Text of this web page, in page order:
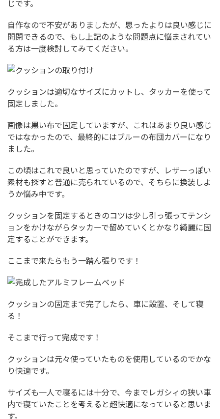
じです。
自作なので不安がありましたが、思ったよりは良い感じに
開閉できるので、もし上記のような問題点に悩まされてい
る方は一度検討してみてください。
クッションは適切なサイズにカットし、タッカーを使って
固定しました。
画像は黒い布で固定していますが、これはあまり良い感じ
ではなかったので、最終的にはブルーの布団カバーになり
ました。
この頃はこれで良いと思っていたのですが、レザーっぽい
素材も探すと普通に売られているので、そちらに換装しよ
うか悩み中です。
クッションを固定するときのコツは少し引っ張ってテンシ
ョンをかけながらタッカーで留めていくとかなり綺麗に固
定することができます。
ここまで来たらもう一踏ん張りです！
クッションの固定まで完了したら、車に設置、そして寝
る！
そこまで行って完成です！
クッションは元々使っていたものを使用しているのでかな
り快適です。
サイズも一人で寝るには十分で、今までレガシィの狭い車
内で寝ていたことを考えると超快適になっていると思いま
す。